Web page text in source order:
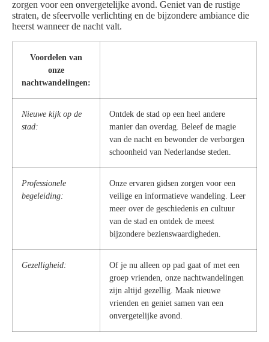
zorgen voor een onvergetelijke avond. Geniet van de rustige
straten, de sfeervolle verlichting en de bijzondere ambiance die
heerst wanneer de nacht valt.
Voordelen van
onze
nachtwandelingen:
Nieuwe kijk op de
stad:
Ontdek de stad op een heel andere
manier dan overdag. Beleef de magie
van de nacht en bewonder de verborgen
schoonheid van Nederlandse steden.
Professionele
begeleiding:
Onze ervaren gidsen zorgen voor een
veilige en informatieve wandeling. Leer
meer over de geschiedenis en cultuur
van de stad en ontdek de meest
bijzondere bezienswaardigheden.
Gezelligheid:
Of je nu alleen op pad gaat of met een
groep vrienden, onze nachtwandelingen
zijn altijd gezellig. Maak nieuwe
vrienden en geniet samen van een
onvergetelijke avond.